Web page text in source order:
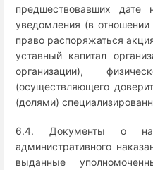
предшествовавших дате
уведомления (в
право распоряжаться
уставный капитал
организации),
(осуществляющего
(долями)
6.4. Документы о
административного
выданные